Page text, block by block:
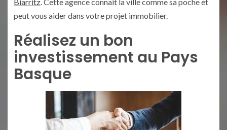
peut vous aider dans votre projet immobilier.
Réalisez un bon
investissement au Pays
Basque